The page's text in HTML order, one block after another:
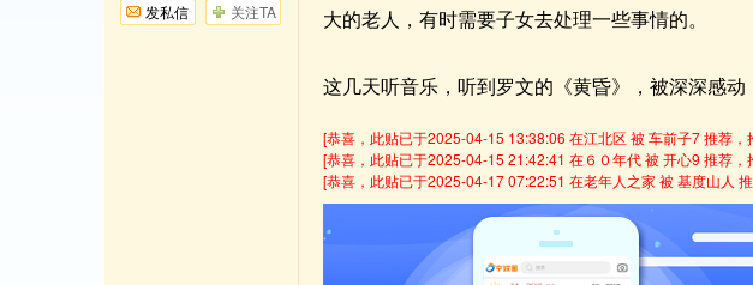
大的老人，有时需要子女去处理一些事情的。
这几天听音乐，听到罗文的《黄昏》，被深深感
[恭喜，此贴已于2025-04-15 13:38:06 在江北区 被 车前子7 推荐，
[恭喜，此贴已于2025-04-15 21:42:41 在６０年代 被 开心9 推荐，
[恭喜，此贴已于2025-04-17 07:22:51 在老年人之家 被 基度山人
发私信
关注TA